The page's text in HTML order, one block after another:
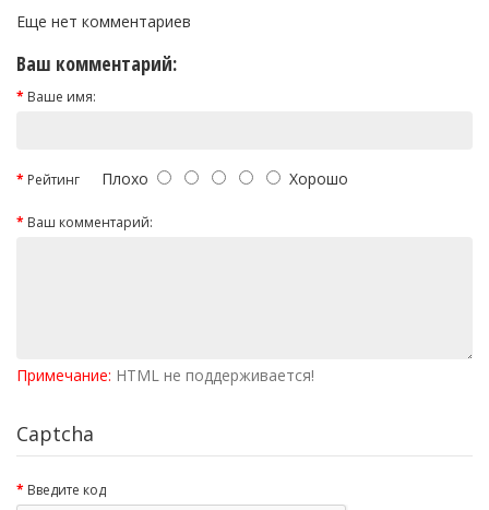
Еще нет комментариев
Ваш комментарий:
Ваше имя:
Рейтинг Плохо Хорошо
Ваш комментарий:
Примечание: HTML не поддерживается!
Captcha
Введите код